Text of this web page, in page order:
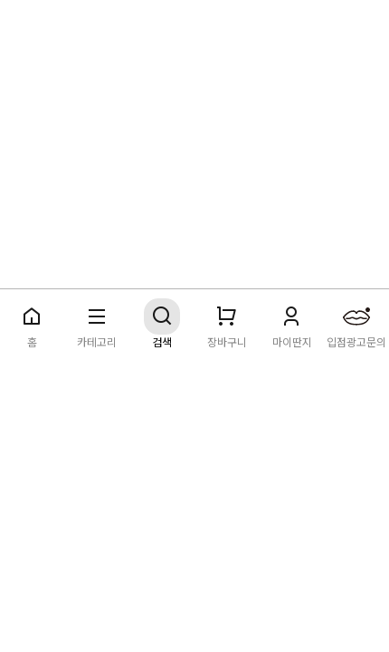
딴지마켓 이용약관개인정보처리방침 입점·광고문의
홈 카테고리 검색 장바구니 마이딴지 입점광고문의